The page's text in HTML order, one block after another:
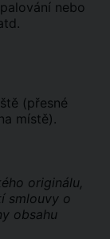
nebo
(přesné
místě).
originálu,
smlouvy o
obsahu